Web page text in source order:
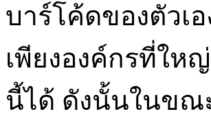
บาร์โค้ดของตัวเ
เพียงองค์กรที่ให
นี้ได้ ดังนั้นในขณ